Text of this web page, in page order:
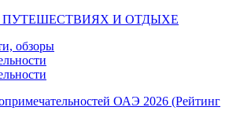
ПУТЕШЕСТВИЯХ И ОТДЫХЕ
обзоры
ОАЭ 2026 (Рейтинг